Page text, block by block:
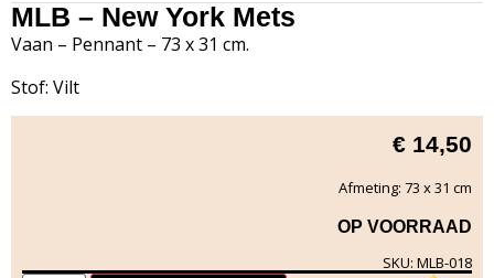
MLB – New York Mets
Vaan – Pennant – 73 x 31 cm.
Stof: Vilt
€ 14,50
Afmeting: 73 x 31 cm
OP VOORRAAD
SKU: MLB-018